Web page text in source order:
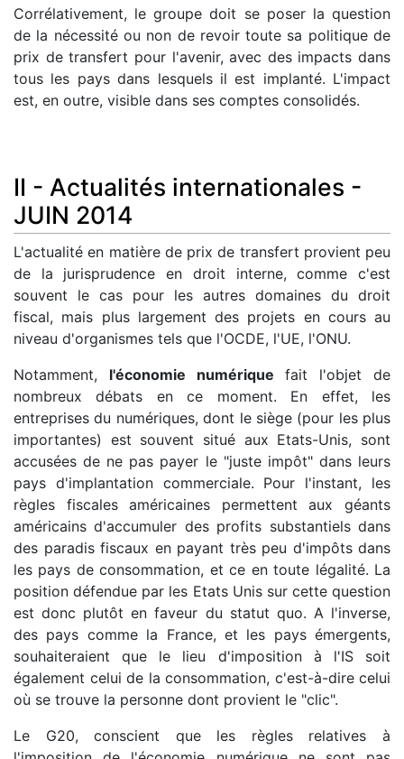
Corrélativement, le groupe doit se poser la question
de la nécessité ou non de revoir toute sa politique de
prix de transfert pour l'avenir, avec des impacts dans
tous les pays dans lesquels il est implanté. L'impact
est, en outre, visible dans ses comptes consolidés.
II - Actualités internationales -
JUIN 2014
L'actualité en matière de prix de transfert provient peu
de la jurisprudence en droit interne, comme c'est
souvent le cas pour les autres domaines du droit
fiscal, mais plus largement des projets en cours au
niveau d'organismes tels que l'OCDE, l'UE, l'ONU.
Notamment, l'économie numérique fait l'objet de
nombreux débats en ce moment. En effet, les
entreprises du numériques, dont le siège (pour les plus
importantes) est souvent situé aux Etats-Unis, sont
accusées de ne pas payer le "juste impôt" dans leurs
pays d'implantation commerciale. Pour l'instant, les
règles fiscales américaines permettent aux géants
américains d'accumuler des profits substantiels dans
des paradis fiscaux en payant très peu d'impôts dans
les pays de consommation, et ce en toute légalité. La
position défendue par les Etats Unis sur cette question
est donc plutôt en faveur du statut quo. A l'inverse,
des pays comme la France, et les pays émergents,
souhaiteraient que le lieu d'imposition à l'IS soit
également celui de la consommation, c'est-à-dire celui
où se trouve la personne dont provient le "clic".
Le G20, conscient que les règles relatives à